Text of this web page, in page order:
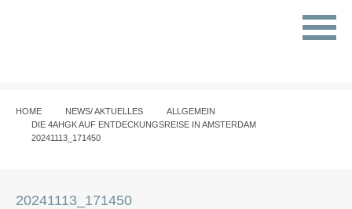
HOME NEWS/ AKTUELLES
ALLGEMEIN
DIE 4AHGK AUF ENTDECKUNGSREISE IN AMSTERDAM
20241113_171450
20241113_171450